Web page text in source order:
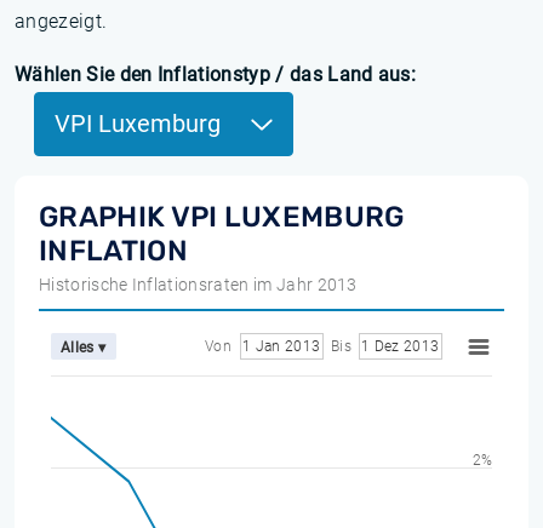
angezeigt.
Wählen Sie den Inflationstyp / das Land aus:
VPI Luxemburg
GRAPHIK VPI LUXEMBURG
INFLATION
Historische Inflationsraten im Jahr 2013
Alles ▾ Von 1 Jan 2013 Bis 1 Dez 2013
2%